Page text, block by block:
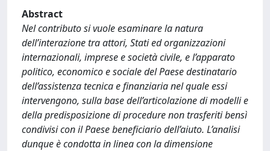
Abstract
Nel contributo si vuole esaminare la natura
dell’interazione tra attori, Stati ed organizzazioni
internazionali, imprese e società civile, e l’apparato
politico, economico e sociale del Paese destinatario
dell’assistenza tecnica e finanziaria nel quale essi
intervengono, sulla base dell’articolazione di modelli e
della predisposizione di procedure non trasferiti bensì
condivisi con il Paese beneficiario dell’aiuto. L’analisi
dunque è condotta in linea con la dimensione